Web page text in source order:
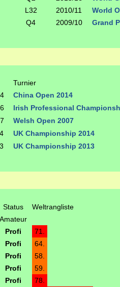
L32
2010/11 World
Q4
2009/10 Grand
Turnier
China Open 2014
Irish Professional
Welsh Open 2007
UK Championship 2014
UK Championship 2013
Status Weltrangliste
Amateur
Profi 71.
Profi 64.
Profi 58.
Profi 59.
Profi 78.